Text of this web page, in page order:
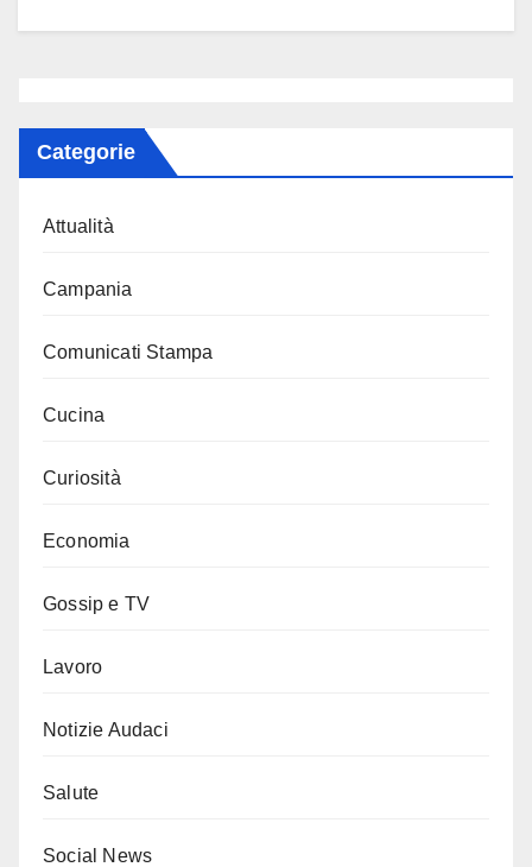
Categorie
Attualità
Campania
Comunicati Stampa
Cucina
Curiosità
Economia
Gossip e TV
Lavoro
Notizie Audaci
Salute
Social News